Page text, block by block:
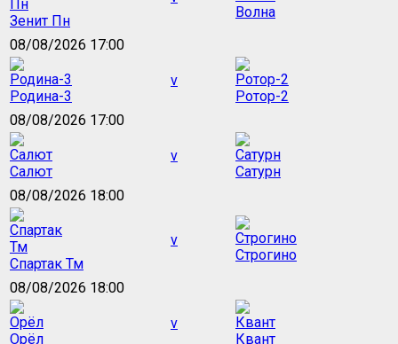
Зенит Пн
Волна
08/08/2026 17:00
Родина-3
v
Ротор-2
08/08/2026 17:00
Салют
v
Сатурн
08/08/2026 18:00
Спартак Тм
v
Строгино
08/08/2026 18:00
Орёл
v
Квант